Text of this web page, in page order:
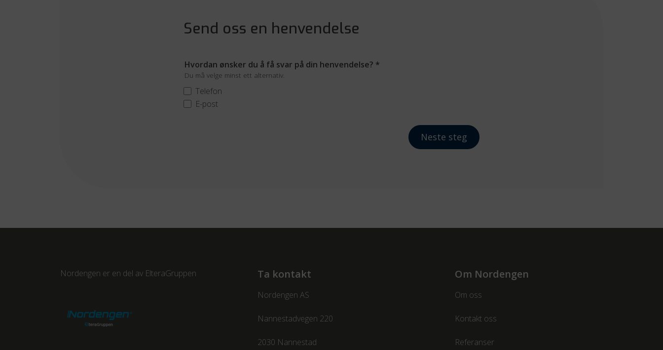
Send oss en henvendelse
Hvordan ønsker du å få svar på din henvendelse? *
Du må velge minst ett alternativ.
Telefon
E-post
Neste steg
Nordengen er en del av ElteraGruppen Ta kontakt
Nordengen AS
Nannestadvegen 220
2030 Nannestad
Om Nordengen
Om oss
Kontakt oss
Referanser